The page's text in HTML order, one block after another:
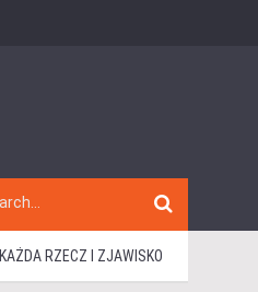
KAŻDA RZECZ I ZJAWISKO